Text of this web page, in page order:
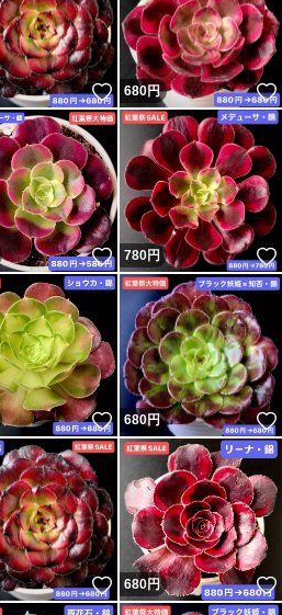
く催促して頂けますと幸いで
しないでください★★
、突然の削除やキャンセルの場
管理してください。
るいリビングなどがいいでしょ
が乾いたら土が湿る程度あげて
あげ過ぎには注意しましょう。
！ いいね！
680円
いいね！
780円
いいね！
680円
！ いいね！
680円